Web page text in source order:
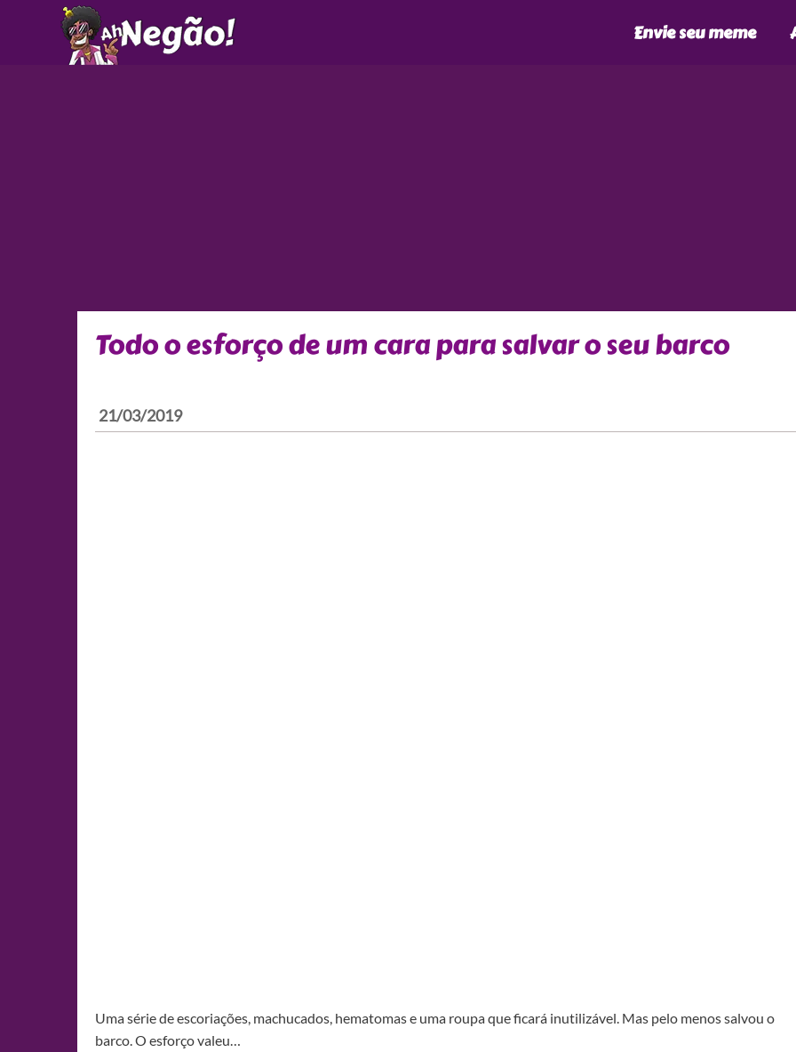
Envie seu meme
Todo o esforço de um cara para salvar o seu barco
21/03/2019
Uma série de escoriações, machucados, hematomas e uma roupa que ficará inutilizável. Mas pelo menos salvou o
barco. O esforço valeu…